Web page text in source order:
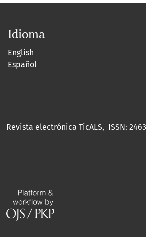
Idioma
English
Español
Revista electrónica TicALS, ISSN: